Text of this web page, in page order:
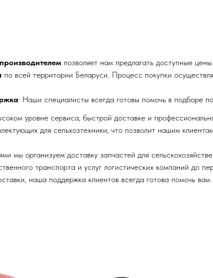
позволяет нам предлагать доступные
по всей территории Беларуси. Процесс покупки
: Наши специалисты всегда готовы помочь в подборе
уровне сервиса, быстрой доставке и
для сельхозтехники, что позволит нашим
мы организуем доставку запчастей для
транспорта и услуг логистических компаний до
наша поддержка клиентов всегда готова помочь